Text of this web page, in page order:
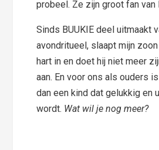
probeel. Ze zijn groot fan van
Sinds BUUKIE deel uitmaakt
avondritueel, slaapt mijn
hart in en doet hij niet meer
aan. En voor ons als ouders
dan een kind dat gelukkig en
wordt. Wat wil je nog meer?